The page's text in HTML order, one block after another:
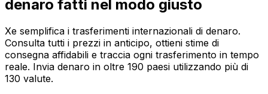
denaro fatti nel modo giusto
Xe semplifica i trasferimenti internazionali di denaro.
Consulta tutti i prezzi in anticipo, ottieni stime di
consegna affidabili e traccia ogni trasferimento in tempo
reale. Invia denaro in oltre 190 paesi utilizzando più di
130 valute.